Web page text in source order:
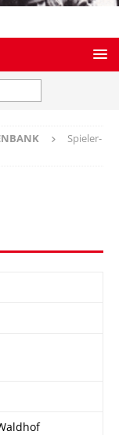
Spieler-